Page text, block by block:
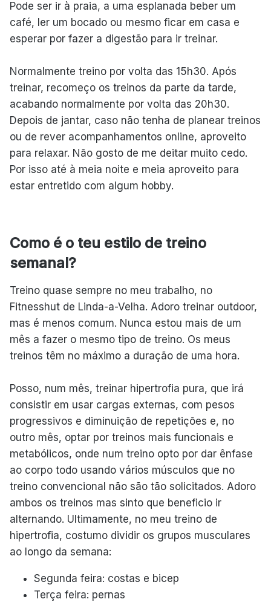
Pode ser ir à praia, a uma esplanada beber um
café, ler um bocado ou mesmo ficar em casa e
esperar por fazer a digestão para ir treinar.
Normalmente treino por volta das 15h30. Após
treinar, recomeço os treinos da parte da tarde,
acabando normalmente por volta das 20h30.
Depois de jantar, caso não tenha de planear treinos
ou de rever acompanhamentos online, aproveito
para relaxar. Não gosto de me deitar muito cedo.
Por isso até à meia noite e meia aproveito para
estar entretido com algum hobby.
Como é o teu estilo de treino
semanal?
Treino quase sempre no meu trabalho, no
Fitnesshut de Linda-a-Velha. Adoro treinar outdoor,
mas é menos comum. Nunca estou mais de um
mês a fazer o mesmo tipo de treino. Os meus
treinos têm no máximo a duração de uma hora.
Posso, num mês, treinar hipertrofia pura, que irá
consistir em usar cargas externas, com pesos
progressivos e diminuição de repetições e, no
outro mês, optar por treinos mais funcionais e
metabólicos, onde num treino opto por dar ênfase
ao corpo todo usando vários músculos que no
treino convencional não são tão solicitados. Adoro
ambos os treinos mas sinto que beneficio ir
alternando. Ultimamente, no meu treino de
hipertrofia, costumo dividir os grupos musculares
ao longo da semana:
Segunda feira: costas e bicep
Terça feira: pernas